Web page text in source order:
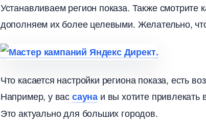
Устанавливаем регион показа. Также
дополняем их более целевыми. Желательно,
Что касается настройки региона показа, есть
Например, у вассауна и вы хотите
Это актуально для больших городов.